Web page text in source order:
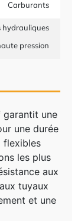
Carburants
hydrauliques
pression
une
une durée
flexibles
les plus
aux
tuyaux
et une